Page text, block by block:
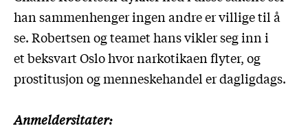
han sammenhenger ingen andre er villige til å
se. Robertsen og teamet hans vikler seg inn i
et beksvart Oslo hvor narkotikaen flyter, og
prostitusjon og menneskehandel er dagligdags.
Anmeldersitater: